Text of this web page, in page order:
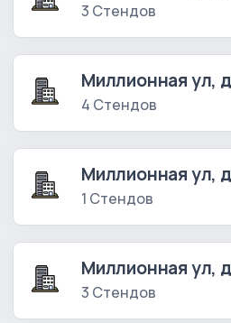
3 Стендов
Миллионная ул,
4 Стендов
Миллионная ул,
1 Стендов
Миллионная ул,
3 Стендов